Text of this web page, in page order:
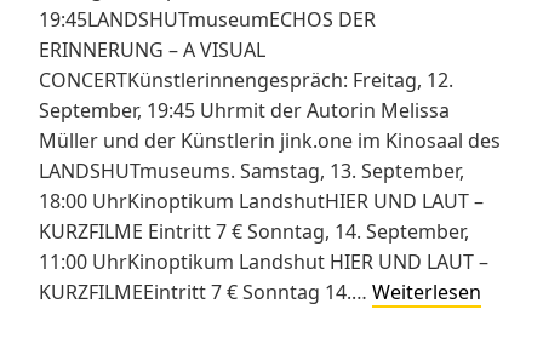
19:45LANDSHUTmuseumECHOS DER
ERINNERUNG – A VISUAL
CONCERTKünstlerinnengespräch: Freitag, 12.
September, 19:45 Uhrmit der Autorin Melissa
Müller und der Künstlerin jink.one im Kinosaal des
LANDSHUTmuseums. Samstag, 13. September,
18:00 UhrKinoptikum LandshutHIER UND LAUT –
KURZFILME Eintritt 7 € Sonntag, 14. September,
11:00 UhrKinoptikum Landshut HIER UND LAUT –
KURZFILMEEintritt 7 € Sonntag 14.… Weiterlesen